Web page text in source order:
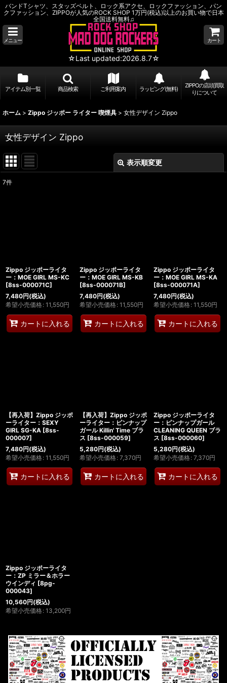
バンドTシャツ、スタッズベルト、ロック系アクセ、ロックファッション、パン
クファッション、ZIPPOが人気のROCK SHOP 1万円(税込)以上のお買い物で日本
全国送料無料♫
メニュー
☆Last updated:2026.8.7☆
カート
アイテム別一覧 商品検索 ご利用案内 ラッピング(無料)
ZIPPOの店頭買取
りについて
ホーム > Zippo ジッポー ライター 喫煙具 > 女性デザイン Zippo
女性デザイン Zippo
表示順変更
7件
Zippo ジッポーライタ
ー：MOE GIRL MS-KC
[8ss-000071C]
7,480円(税込)
希望小売価格 : 11,550円
カートに入れる
Zippo ジッポーライタ
ー：MOE GIRL MS-KB
[8ss-000071B]
7,480円(税込)
希望小売価格 : 11,550円
カートに入れる
Zippo ジッポーライタ
ー：MOE GIRL MS-KA
[8ss-000071A]
7,480円(税込)
希望小売価格 : 11,550円
カートに入れる
【再入荷】Zippo ジッポ
ーライター：SEXY
GIRL SG-KA [8ss-
000007]
7,480円(税込)
希望小売価格 : 11,550円
カートに入れる
【再入荷】Zippo ジッポ
ーライター：ピンナップ
ガール Killin' Time ブラ
ス [8ss-000059]
5,280円(税込)
希望小売価格 : 7,370円
カートに入れる
Zippo ジッポーライタ
ー：ピンナップガール
CLEANING QUEEN ブラ
ス [8ss-000060]
5,280円(税込)
希望小売価格 : 7,370円
カートに入れる
Zippo ジッポーライタ
ー：ZP ミラー＆ホラー
ウインディ [8pg-
000043]
10,560円(税込)
希望小売価格 : 13,200円